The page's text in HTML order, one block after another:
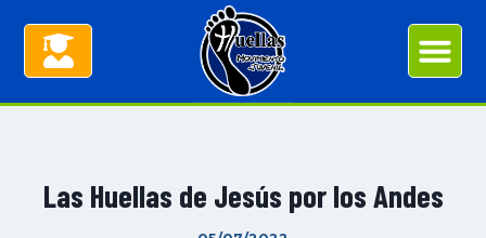
Las Huellas de Jesús por los Andes